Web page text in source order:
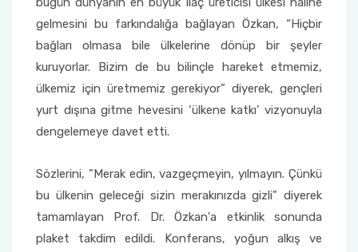
gelmesini bu farkındalığa bağlayan Özkan, “Hiçbir
bağları olmasa bile ülkelerine dönüp bir şeyler
kuruyorlar. Bizim de bu bilinçle hareket etmemiz,
ülkemiz için üretmemiz gerekiyor” diyerek, gençleri
yurt dışına gitme hevesini ‘ülkene katkı’ vizyonuyla
dengelemeye davet etti.
Sözlerini, "Merak edin, vazgeçmeyin, yılmayın. Çünkü
bu ülkenin geleceği sizin merakınızda gizli" diyerek
tamamlayan Prof. Dr. Özkan'a etkinlik sonunda
plaket takdim edildi. Konferans, yoğun alkış ve